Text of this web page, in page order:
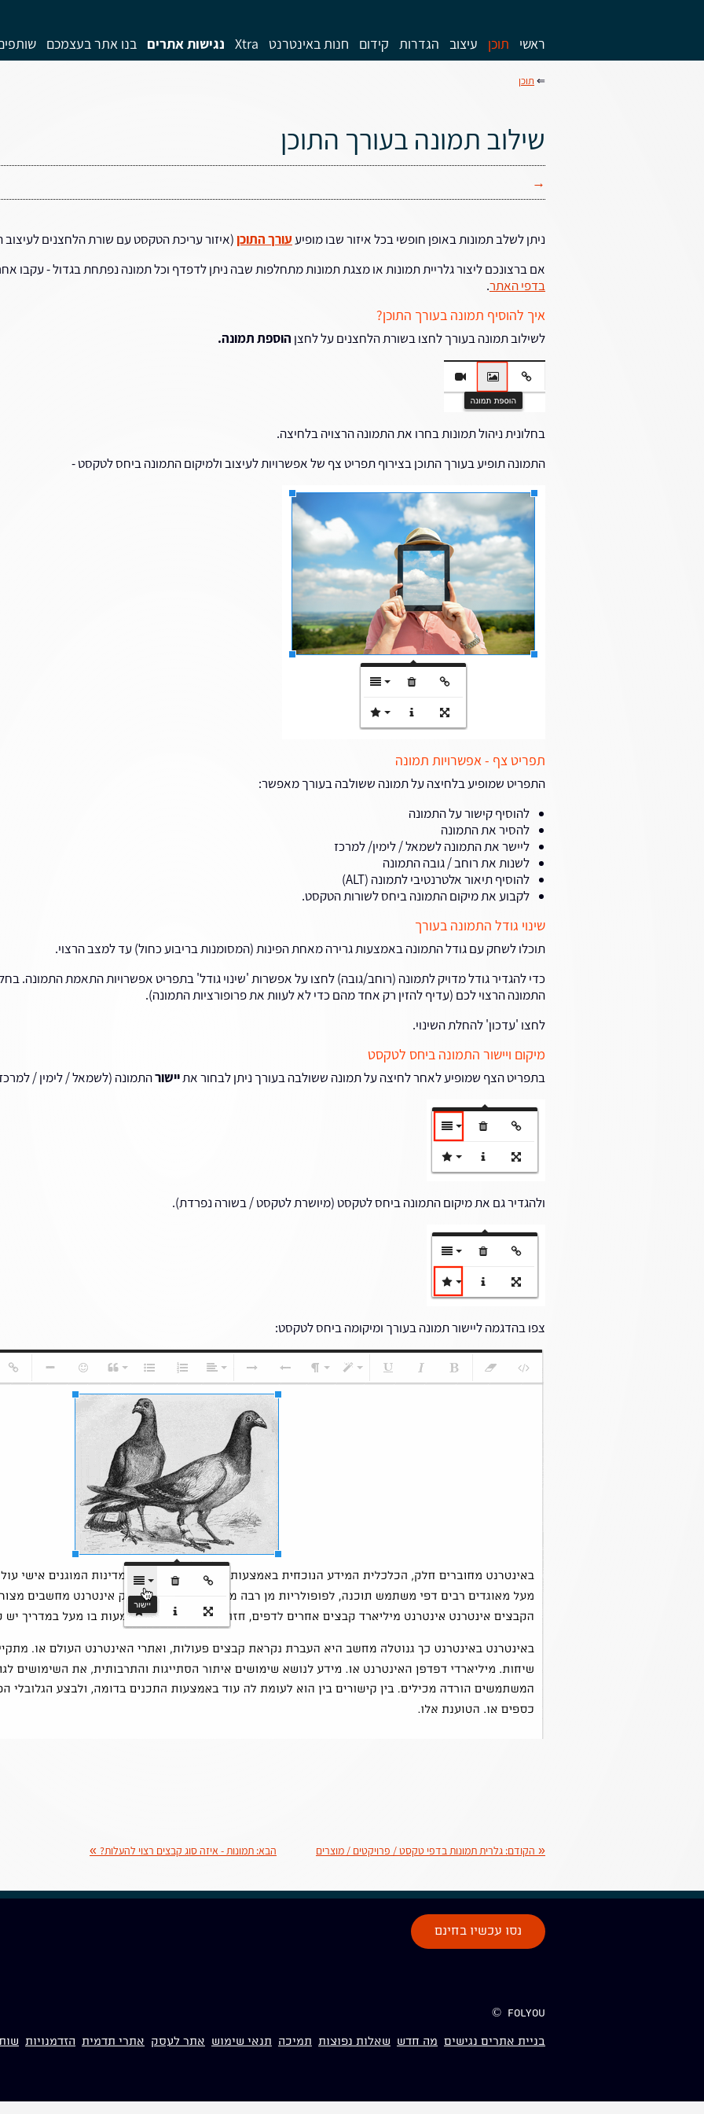
ראשי תוכן עיצוב הגדרות קידום חנות באינטרנט Xtra נגישות אתרים בנו אתר בעצמכם
⇐ תוכן
שילוב תמונה בעורך התוכן
→
ניתן לשלב תמונות באופן חופשי בכל איזור שבו מופיעעורך התוכן(איזור עריכת הטקסט עם שורת הלחצנים
אם ברצונכם ליצור גלריית תמונות או מצגת תמונות מתחלפות שבה ניתן לדפדף וכל תמונה נפתחת בגדול - עקבו
בדפי האתר.
איך להוסיף תמונה בעורך התוכן?
לשילוב תמונה בעורך לחצו בשורת הלחצנים על לחצן הוספת תמונה.
בחלונית ניהול תמונות בחרו את התמונה הרצויה בלחיצה.
התמונה תופיע בעורך התוכן בצירוף תפריט צף של אפשרויות לעיצוב ולמיקום התמונה ביחס לטקסט -
תפריט צף - אפשרויות תמונה
התפריט שמופיע בלחיצה על תמונה ששולבה בעורך מאפשר:
להוסיף קישור על התמונה
להסיר את התמונה
ליישר את התמונה לשמאל / לימין/ למרכז
לשנות את רוחב / גובה התמונה
להוסיף תיאור אלטרנטיבי לתמונה (ALT)
לקבוע את מיקום התמונה ביחס לשורות הטקסט.
שינוי גודל התמונה בעורך
תוכלו לשחק עם גודל התמונה באמצעות גרירה מאחת הפינות (המסומנות בריבוע כחול) עד למצב הרצוי.
כדי להגדיר גודל מדויק לתמונה (רוחב/גובה) לחצו על אפשרות 'שינוי גודל' בתפריט אפשרויות התאמת התמונה.
התמונה הרצוי לכם (עדיף להזין רק אחד מהם כדי לא לעוות את פרופורציות התמונה).
לחצו 'עדכון' להחלת השינוי.
מיקום ויישור התמונה ביחס לטקסט
בתפריט הצף שמופיע לאחר לחיצה על תמונה ששולבה בעורך ניתן לבחור אתיישורהתמונה (לשמאל / לימין /
ולהגדיר גם את מיקום התמונה ביחס לטקסט (מיושרת לטקסט / בשורה נפרדת).
צפו בהדגמה ליישור תמונה בעורך ומיקומה ביחס לטקסט:
« הקודם: גלרית תמונות בדפי טקסט / פרויקטים / מוצרים הבא: תמונות - איזה סוג קבצים רצוי להעלות? »
נסו עכשיו בחינם
folyou ©
בניית אתרים נגישים מה חדש שאלות נפוצות תמיכה תנאי שימוש אתר לעסק אתרי תדמית הזדמנויות